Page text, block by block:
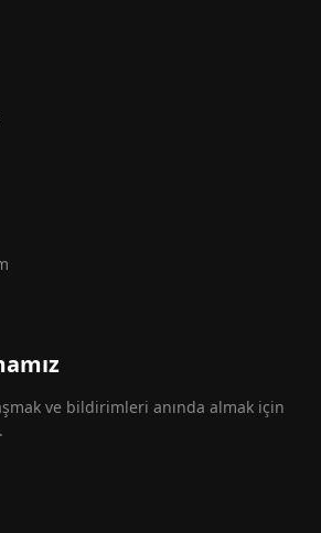
ve bildirimleri anında almak için